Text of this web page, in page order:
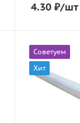
4.30 ₽/шт
Советуем
Хит